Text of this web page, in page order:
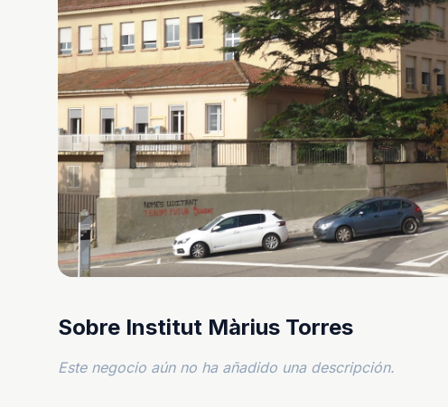
Sobre Institut Màrius Torres
Este negocio aún no ha añadido una descripción.